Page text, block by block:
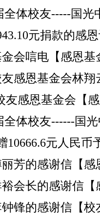
全体校友-----国
元捐款的感
会唁电【感恩基
感恩基金会林
友感恩基金会【
全体校友------国
10666.6元人民
芳的感谢信【感
会长的感谢信【
锋的感谢信【校